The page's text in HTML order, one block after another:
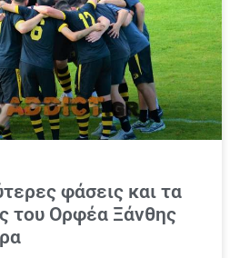
φάσεις και τα
του Ορφέα Ξάνθης